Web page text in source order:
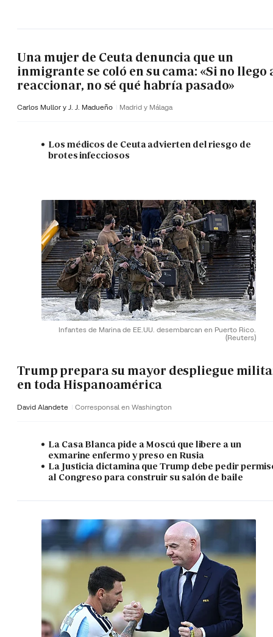
Una mujer de Ceuta denuncia que un
inmigrante se coló en su cama: «Si no llego
reaccionar, no sé qué habría pasado»
Carlos Mullor y J. J. Madueño Madrid y Málaga
Los médicos de Ceuta advierten del riesgo de
brotes infecciosos
Infantes de Marina de EE.UU. desembarcan en Puerto Rico.
(Reuters)
Trump prepara su mayor despliegue
en toda Hispanoamérica
David Alandete Corresponsal en Washington
La Casa Blanca pide a Moscú que libere a un
exmarine enfermo y preso en Rusia
La Justicia dictamina que Trump debe pedir
al Congreso para construir su salón de baile